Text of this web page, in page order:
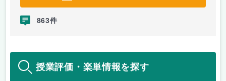
863件
授業評価・楽単情報を探す